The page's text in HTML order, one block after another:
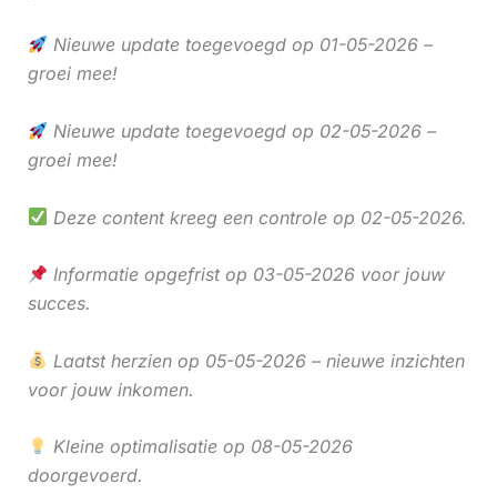
Nieuwe update toegevoegd op 01-05-2026 –
groei mee!
Nieuwe update toegevoegd op 02-05-2026 –
groei mee!
Deze content kreeg een controle op 02-05-2026.
Informatie opgefrist op 03-05-2026 voor jouw
succes.
Laatst herzien op 05-05-2026 – nieuwe inzichten
voor jouw inkomen.
Kleine optimalisatie op 08-05-2026
doorgevoerd.